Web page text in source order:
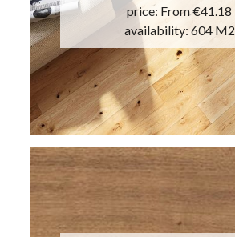
price: From €41.18
availability: 604 M2